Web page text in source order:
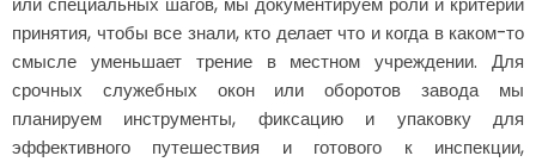
принятия, чтобы все знали, кто делает что и когда в каком-то
смысле уменьшает трение в местном учреждении. Для
срочных служебных окон или оборотов завода мы
планируем инструменты, фиксацию и упаковку для
эффективного путешествия и готового к инспекции,